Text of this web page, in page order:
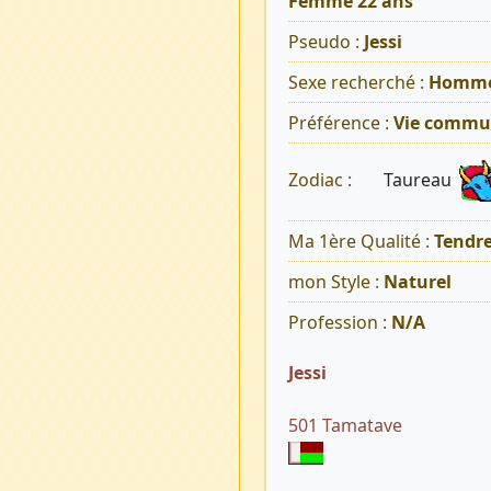
Pseudo : Jessi
Sexe recherché :
Préférence : Vie
Zodiac : Taureau
Ma 1ère Qualité :
mon Style : Naturel
Profession : N/A
Jessi
501 Tamatave